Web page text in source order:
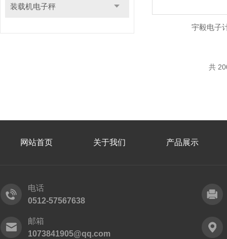
装载机电子秤
宇毅电子
共
网站首页 关于我们 产品展示
电话
0512-57567638
邮箱
1073841905@qq.com